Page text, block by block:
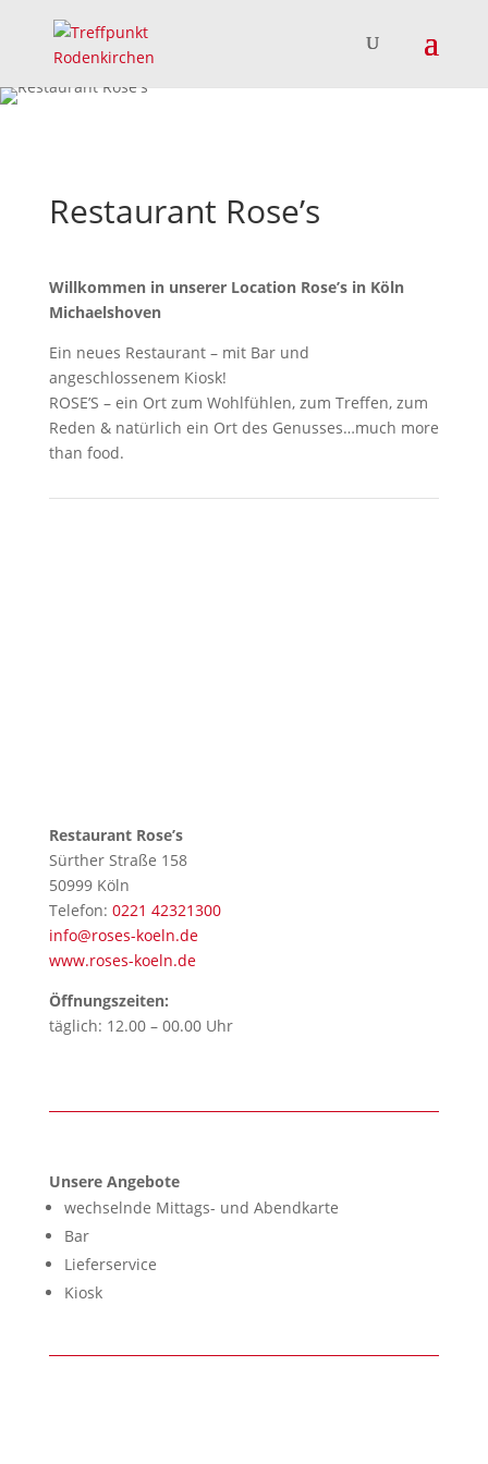
Restaurant Rose’s
Willkommen in unserer Location Rose’s in Köln
Michaelshoven
Ein neues Restaurant – mit Bar und
angeschlossenem Kiosk!
ROSE’S – ein Ort zum Wohlfühlen, zum Treffen, zum
Reden & natürlich ein Ort des Genusses…much more
than food.
Restaurant Rose’s
Sürther Straße 158
50999 Köln
Telefon: 0221 42321300
info@roses-koeln.de
www.roses-koeln.de
Öffnungszeiten:
täglich: 12.00 – 00.00 Uhr
Unsere Angebote
wechselnde Mittags- und Abendkarte
Bar
Lieferservice
Kiosk